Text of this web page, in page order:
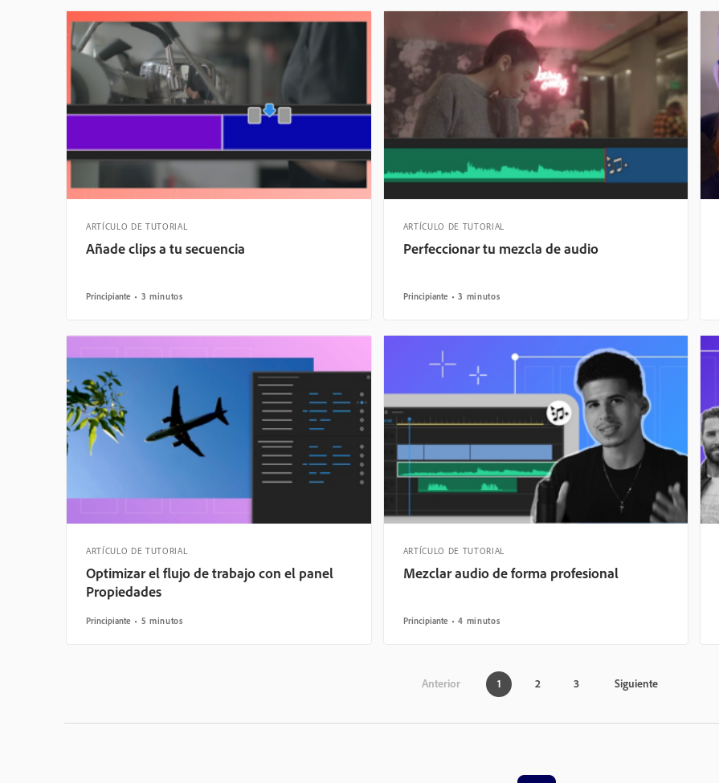
ARTÍCULO DE TUTORIAL
Añade clips a tu secuencia
Principiante 3 minutos
ARTÍCULO DE TUTORIAL
Perfeccionar tu mezcla de audio
Principiante 3 minutos
ARTÍCULO DE TUTORIAL
Optimizar el flujo de trabajo con el panel
Propiedades
Principiante 5 minutos
ARTÍCULO DE TUTORIAL
Mezclar audio de forma profesional
Principiante 4 minutos
Anterior 1 2 3 Siguiente